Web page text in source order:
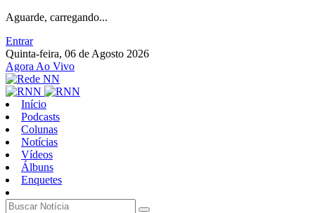
Aguarde, carregando...
Entrar
Quinta-feira, 06 de Agosto 2026
Agora Ao Vivo
Início
Podcasts
Colunas
Notícias
Vídeos
Álbuns
Enquetes